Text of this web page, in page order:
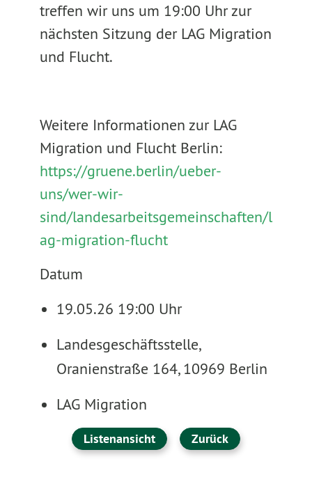
treffen wir uns um 19:00 Uhr zur
nächsten Sitzung der LAG Migration
und Flucht.
Weitere Informationen zur LAG
Migration und Flucht Berlin:
https://gruene.berlin/ueber-
uns/wer-wir-
sind/landesarbeitsgemeinschaften/l
ag-migration-flucht
Datum
19.05.26 19:00 Uhr
Landesgeschäftsstelle,
Oranienstraße 164, 10969 Berlin
LAG Migration
Listenansicht Zurück